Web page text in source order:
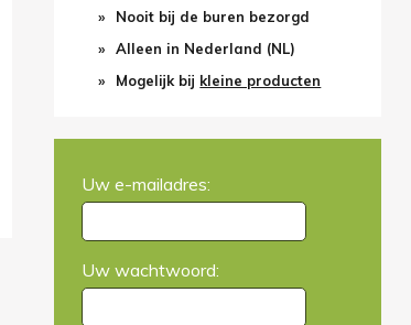
Nooit bij de buren bezorgd
Alleen in Nederland (NL)
Mogelijk bij kleine producten
Uw e-mailadres:
Uw wachtwoord: